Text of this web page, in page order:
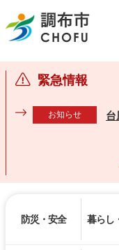
調布市
緊急情報
お知らせ 台
防災・安全 暮らし